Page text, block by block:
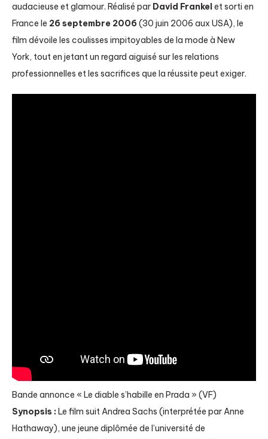
audacieuse et glamour. Réalisé par David Frankelet sorti en
France le 26 septembre 2006 (30 juin 2006 aux USA), le
film dévoile les coulisses impitoyables de la mode à New
York, tout en jetant un regard aiguisé sur les relations
professionnelles et les sacrifices que la réussite peut exiger.
Bande annonce « Le diable s’habille en Prada » (VF)
Synopsis : Le film suit Andrea Sachs (interprétée par Anne
Hathaway), une jeune diplômée de l’université de